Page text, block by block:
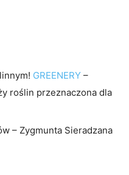
GREENERY –
roślin przeznaczona dla
– Zygmunta Sieradzana